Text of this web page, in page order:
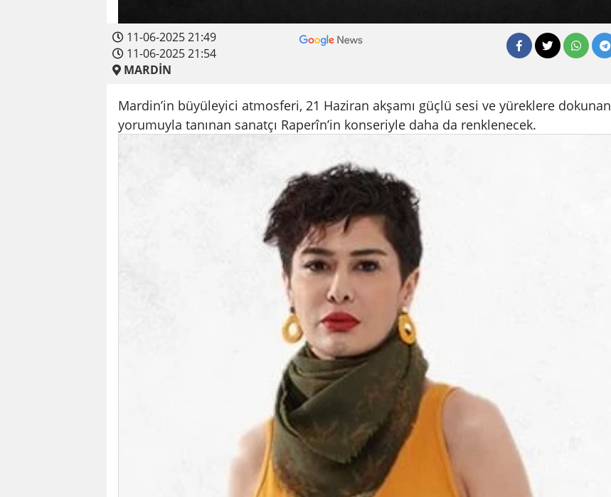
11-06-2025 21:49
11-06-2025 21:54
MARDİN
Mardin’in büyüleyici atmosferi, 21 Haziran akşamı güçlü sesi ve yüreklere dokunan
yorumuyla tanınan sanatçı Raperîn’in konseriyle daha da renklenecek.